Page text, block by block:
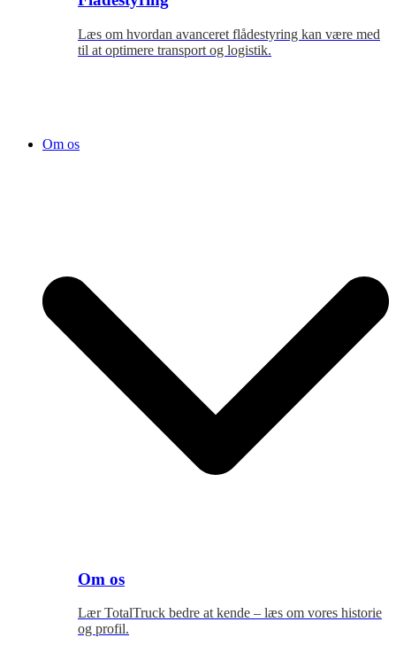
Læs om hvordan avanceret flådestyring kan være med
til at optimere transport og logistik.
Om os
Om os
Lær TotalTruck bedre at kende – læs om vores historie
og profil.